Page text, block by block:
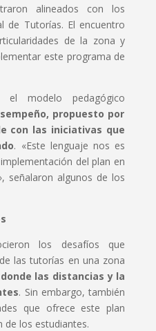
alineados con los
de Tutorías. El encuentro
de la zona y
este programa de
el modelo pedagógico
propuesto por
con las iniciativas que
. «Este lenguaje nos es
del plan en
señalaron algunos de los
los desafíos que
las tutorías en una zona
donde las distancias y la
. Sin embargo, también
que ofrece este plan
de los estudiantes.